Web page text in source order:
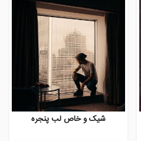
شیک و خاص لب پنجره